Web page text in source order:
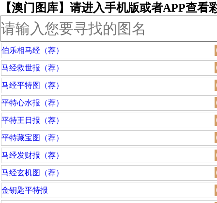
【澳门图库】请进入手机版或者APP查看
伯乐相马经（荐）
马经救世报（荐）
马经平特图（荐）
平特心水报（荐）
平特王日报（荐）
平特藏宝图（荐）
马经发财报（荐）
马经玄机图（荐）
金钥匙平特报